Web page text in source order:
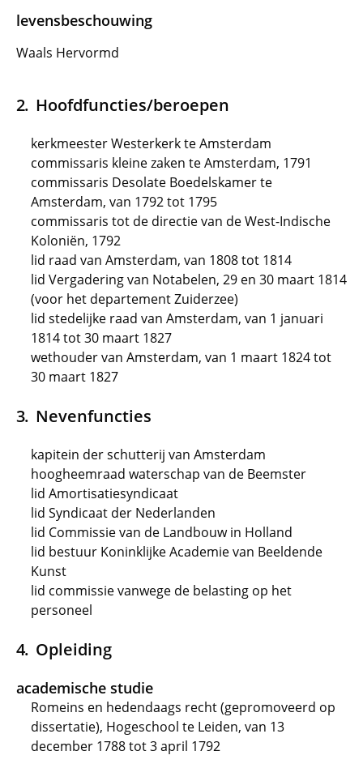
levensbeschouwing
Waals Hervormd
Hoofdfuncties/beroepen
kerkmeester Westerkerk te Amsterdam
commissaris kleine zaken te Amsterdam, 1791
commissaris Desolate Boedelskamer te
Amsterdam, van 1792 tot 1795
commissaris tot de directie van de West-Indische
Koloniën, 1792
lid raad van Amsterdam, van 1808 tot 1814
lid Vergadering van Notabelen, 29 en 30 maart 1814
(voor het departement Zuiderzee)
lid stedelijke raad van Amsterdam, van 1 januari
1814 tot 30 maart 1827
wethouder van Amsterdam, van 1 maart 1824 tot
30 maart 1827
Nevenfuncties
kapitein der schutterij van Amsterdam
hoogheemraad waterschap van de Beemster
lid Amortisatiesyndicaat
lid Syndicaat der Nederlanden
lid Commissie van de Landbouw in Holland
lid bestuur Koninklijke Academie van Beeldende
Kunst
lid commissie vanwege de belasting op het
personeel
Opleiding
academische studie
Romeins en hedendaags recht (gepromoveerd op
dissertatie), Hogeschool te Leiden, van 13
december 1788 tot 3 april 1792